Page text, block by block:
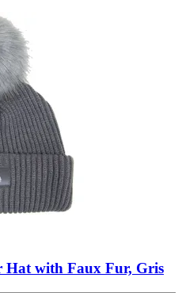
Hat with Faux Fur, Gris